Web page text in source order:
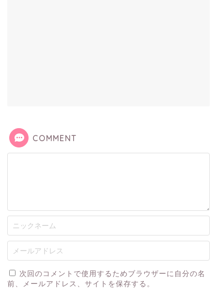
COMMENT
次回のコメントで使用するためブラウザーに自分の名
前、メールアドレス、サイトを保存する。